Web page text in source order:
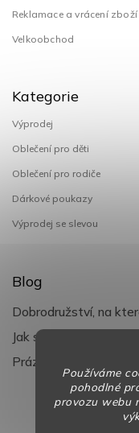
Používáme
pohodlné
provozu webu
Reklamace a vrácení zboží
Velkoobchod
Kategorie
Výprodej
Oblečení pro děti
Oblečení pro rodiče
Dárkové poukazy
Výprodej se slevou
Blog
Dobrodružství, na
Jak si užít léto s
Prázdniny klepou na